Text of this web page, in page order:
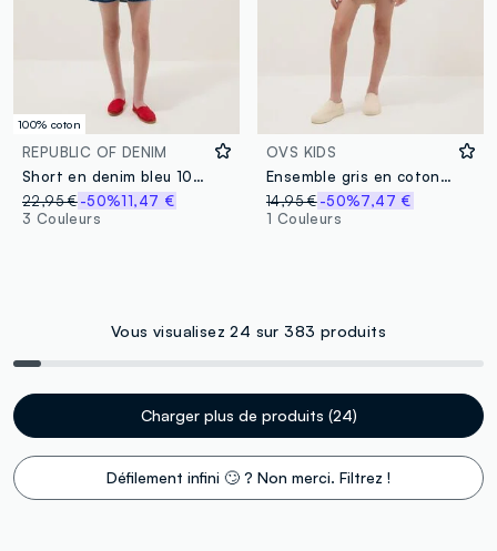
100% coton
REPUBLIC OF DENIM
Short en denim bleu 100 % coton pour fille, coupe droite
22,95 €-50%11,47 €
3 Couleurs
OVS KIDS
Ensemble gris en coton mélangé avec t-shirt et short
14,95 € -50%7,47 €
1 Couleurs
Vous visualisez 24 sur 383 produits
Charger plus de produits (24)
Défilement infini 🙄 ? Non merci. Filtrez !